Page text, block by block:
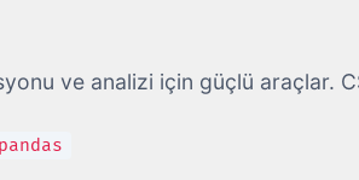
ve analizi için güçlü araçlar.